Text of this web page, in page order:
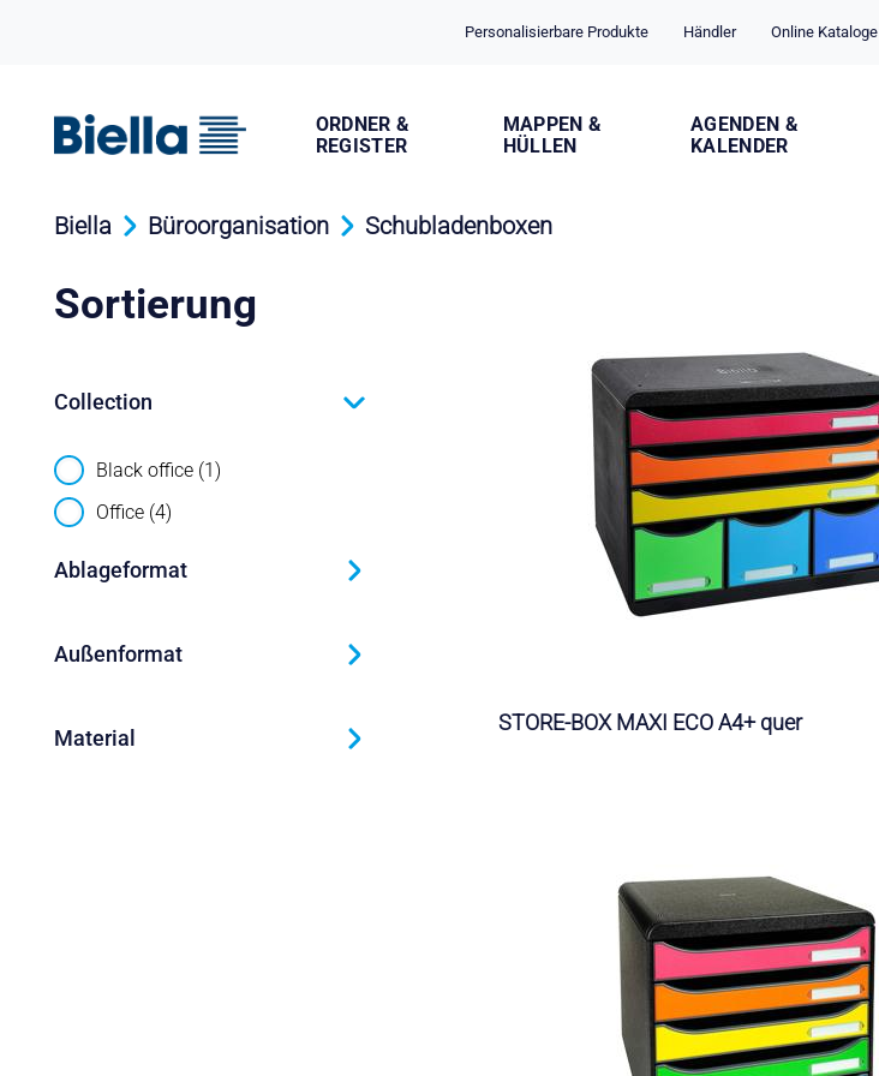
Personalisierbare Produkte Händler Online Kataloge
ORDNER &
REGISTER
MAPPEN &
HÜLLEN
AGENDEN &
KALENDER
Biella Büroorganisation Schubladenboxen
Sortierung
Collection
Black office (1)
Office (4)
Ablageformat
Außenformat
Material
STORE-BOX MAXI ECO A4+ quer